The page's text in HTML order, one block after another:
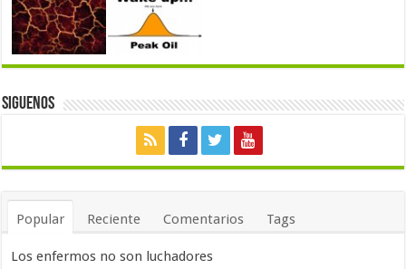
Siguenos
Popular Reciente Comentarios Tags
Los enfermos no son luchadores